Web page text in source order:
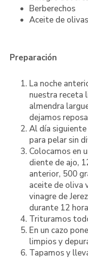
Berberechos
Aceite de
Preparación
La noche
nuestra receta
almendra
dejamos
Al día
para pelar sin
Colocamos en
diente de ajo,
anterior, 500
aceite de oliva
vinagre de
durante 12
Trituramos
En un cazo
limpios y
Tapamos y